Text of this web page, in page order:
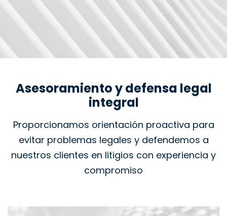
Asesoramiento y defensa legal
integral
Proporcionamos orientación proactiva para
evitar problemas legales y defendemos a
nuestros clientes en litigios con experiencia y
compromiso